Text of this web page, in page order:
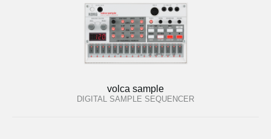
volca sample
DIGITAL SAMPLE SEQUENCER